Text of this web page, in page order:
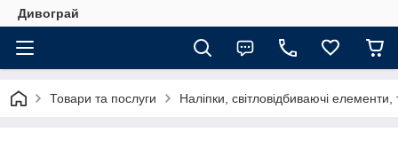
Дивограй
Товари та послуги Наліпки, світловідбиваючі